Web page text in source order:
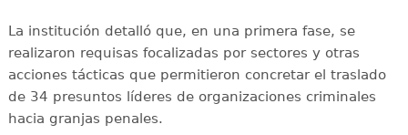
La institución detalló que, en una primera fase, se
realizaron requisas focalizadas por sectores y otras
acciones tácticas que permitieron concretar el traslado
de 34 presuntos líderes de organizaciones criminales
hacia granjas penales.